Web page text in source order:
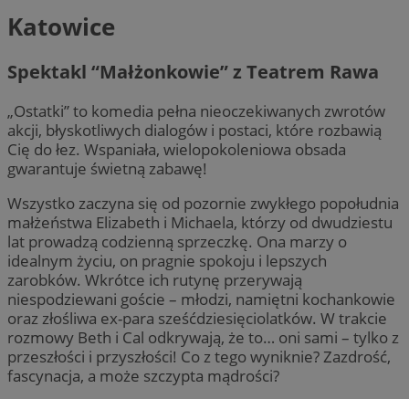
Katowice
Spektakl “Małżonkowie” z Teatrem Rawa
„Ostatki” to komedia pełna nieoczekiwanych zwrotów
akcji, błyskotliwych dialogów i postaci, które rozbawią
Cię do łez. Wspaniała, wielopokoleniowa obsada
gwarantuje świetną zabawę!
Wszystko zaczyna się od pozornie zwykłego popołudnia
małżeństwa Elizabeth i Michaela, którzy od dwudziestu
lat prowadzą codzienną sprzeczkę. Ona marzy o
idealnym życiu, on pragnie spokoju i lepszych
zarobków. Wkrótce ich rutynę przerywają
niespodziewani goście – młodzi, namiętni kochankowie
oraz złośliwa ex-para sześćdziesięciolatków. W trakcie
rozmowy Beth i Cal odkrywają, że to… oni sami – tylko z
przeszłości i przyszłości! Co z tego wyniknie? Zazdrość,
fascynacja, a może szczypta mądrości?